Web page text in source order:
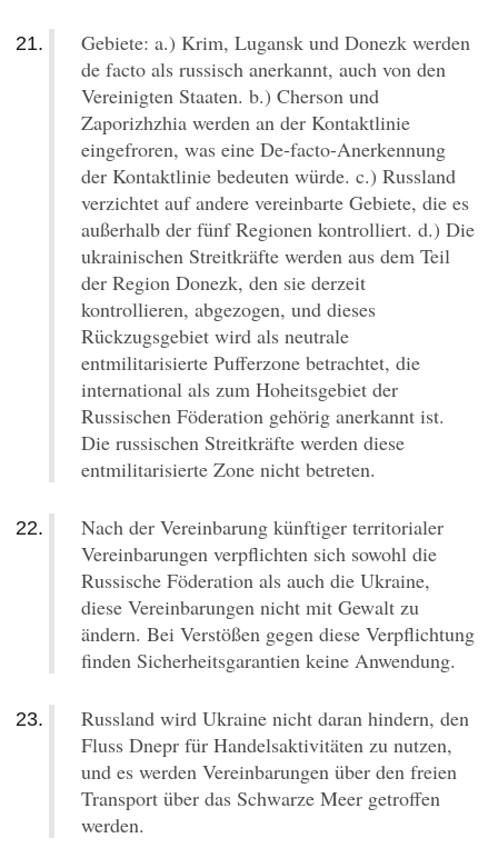
Gebiete: a.) Krim, Lugansk und Donezk werden
de facto als russisch anerkannt, auch von den
Vereinigten Staaten. b.) Cherson und
Zaporizhzhia werden an der Kontaktlinie
eingefroren, was eine De-facto-Anerkennung
der Kontaktlinie bedeuten würde. c.) Russland
verzichtet auf andere vereinbarte Gebiete, die es
außerhalb der fünf Regionen kontrolliert. d.) Die
ukrainischen Streitkräfte werden aus dem Teil
der Region Donezk, den sie derzeit
kontrollieren, abgezogen, und dieses
Rückzugsgebiet wird als neutrale
entmilitarisierte Pufferzone betrachtet, die
international als zum Hoheitsgebiet der
Russischen Föderation gehörig anerkannt ist.
Die russischen Streitkräfte werden diese
entmilitarisierte Zone nicht betreten.
Nach der Vereinbarung künftiger territorialer
Vereinbarungen verpflichten sich sowohl die
Russische Föderation als auch die Ukraine,
diese Vereinbarungen nicht mit Gewalt zu
ändern. Bei Verstößen gegen diese Verpflichtung
finden Sicherheitsgarantien keine Anwendung.
Russland wird Ukraine nicht daran hindern, den
Fluss Dnepr für Handelsaktivitäten zu nutzen,
und es werden Vereinbarungen über den freien
Transport über das Schwarze Meer getroffen
werden.